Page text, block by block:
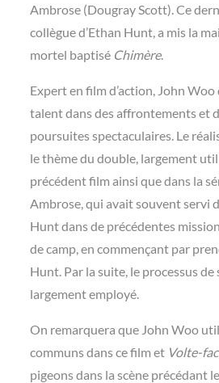
Ambrose (Dougray Scott). Ce
collègue d’Ethan Hunt, a mis la
mortel baptisé Chimère.
Expert en film d’action, John
talent dans des affrontements et
poursuites spectaculaires. Le
le thème du double, largement
précédent film ainsi que dans la
Ambrose, qui avait souvent servi
Hunt dans de précédentes
de camp, en commençant par
Hunt. Par la suite, le processus
largement employé.
On remarquera que John Woo
communs dans ce film et Volte-
pigeons dans la scène précédant